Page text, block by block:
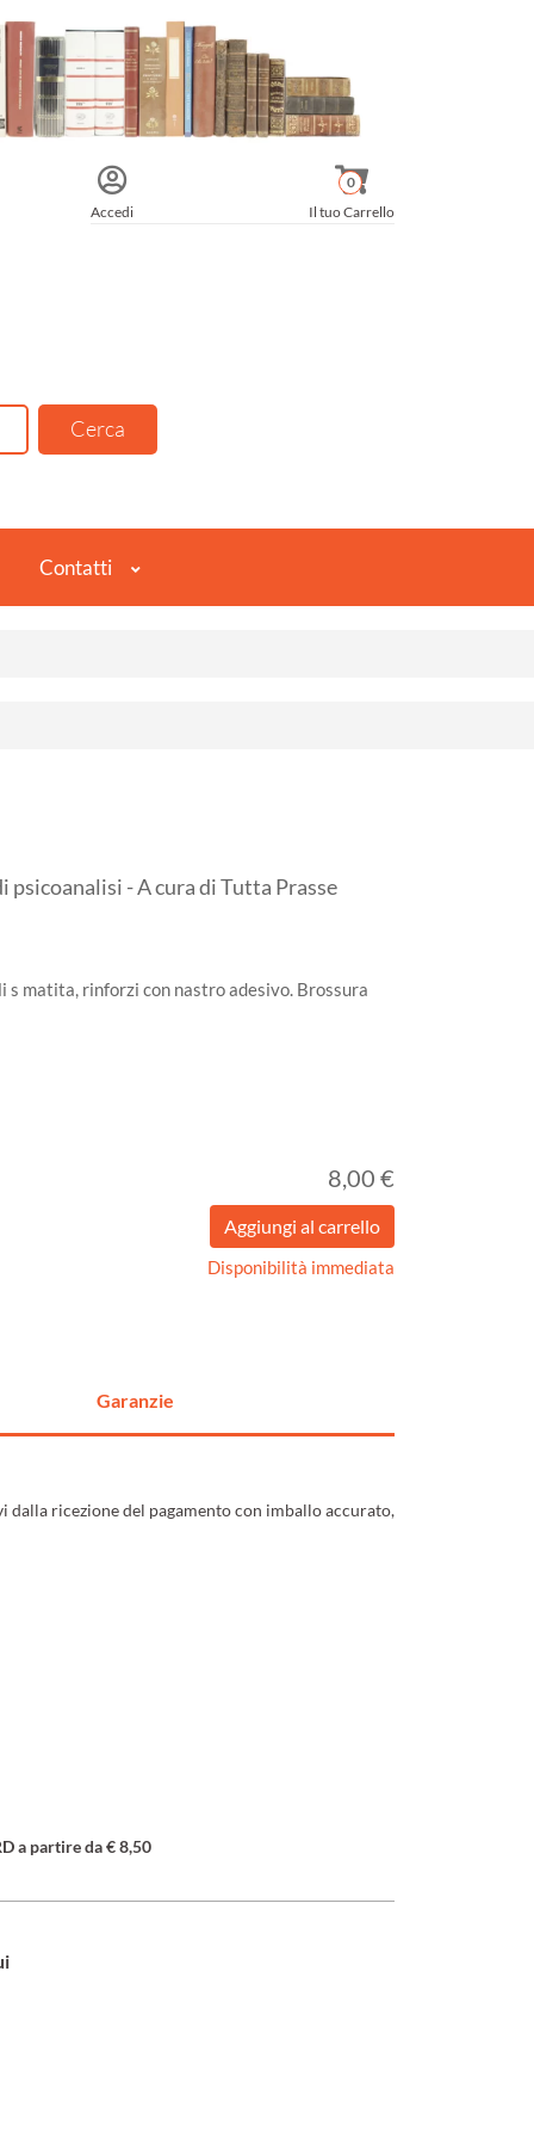
Accedi Il tuo Carrello
0
Contatti
psicoanalisi - A cura di Tutta Prasse
s matita, rinforzi con nastro adesivo. Brossura
8,00 €
Disponibilità immediata
Garanzie
ricezione del pagamento con imballo accurato,
a partire da € 8,50